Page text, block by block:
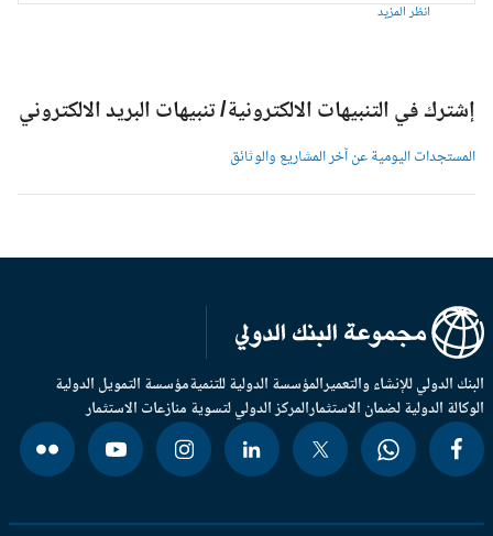
انظر المزيد
إشترك في التنبيهات الالكترونية/ تنبيهات البريد الالكتروني
المستجدات اليومية عن آخر المشاريع والوثائق
الدولي للإنشاء والتعميرالمؤسسة الدولية للتنميةمؤسسة التمويل الدولية
الدولية لضمان الاستثمارالمركز الدولي لتسوية منازعات الاستثمار